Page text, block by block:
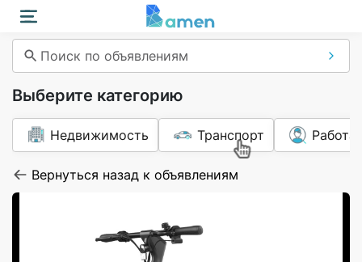
Поиск по объявлениям
Выберите категорию
Недвижимость Транспорт Работа
Вернуться назад к объявлениям